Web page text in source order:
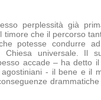
perplessità già
timore che il percorso
potesse condurre
Chiesa universale. Il
accade – ha detto
- il bene e il